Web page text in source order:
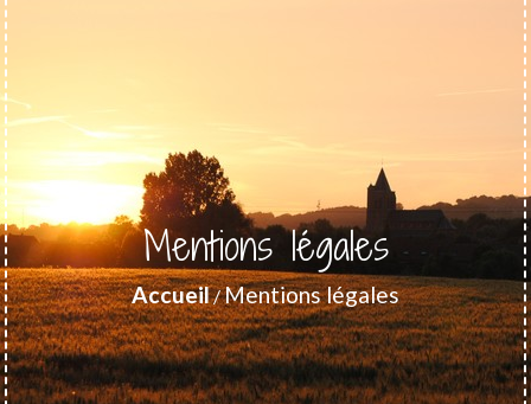
Mentions légales
Accueil/Mentions légales